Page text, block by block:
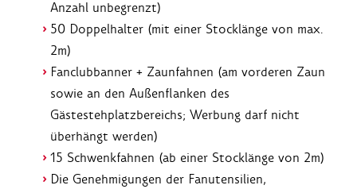
Anzahl unbegrenzt)
50 Doppelhalter (mit einer Stocklänge von max.
2m)
Fanclubbanner + Zaunfahnen (am vorderen Zaun
sowie an den Außenflanken des
Gästestehplatzbereichs; Werbung darf nicht
überhängt werden)
15 Schwenkfahnen (ab einer Stocklänge von 2m)
Die Genehmigungen der Fanutensilien,